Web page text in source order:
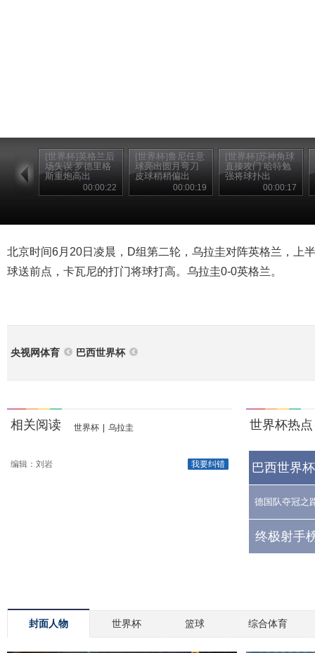
[世界杯]英格兰后
场失误 罗德里格
斯重炮高出
00:00:22
[世界杯]鲁尼任意
球亮出圆月弯刀
皮球稍稍偏出
00:00:19
[世界杯]苏神角球
直接攻门 哈特勉
强将球扑出
00:00:17
北京时间6月20日凌晨，D组第二轮，乌拉圭对阵英格兰，上
球送前点，卡瓦尼的打门将球打高。乌拉圭0-0英格兰。
央视网体育 巴西世界杯
相关阅读 世界杯 乌拉圭
我要纠错
编辑：刘岩
世界杯热点
巴西世界
德国队夺冠之
终极射手
封面人物 世界杯 篮球 综合体育